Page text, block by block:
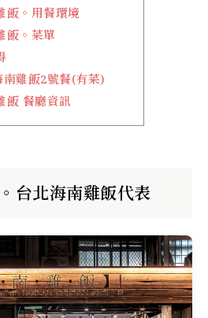
飯。用餐環境
飯。菜單
南雞飯2號餐(有菜)
飯 餐廳資訊
台北海南雞飯代表